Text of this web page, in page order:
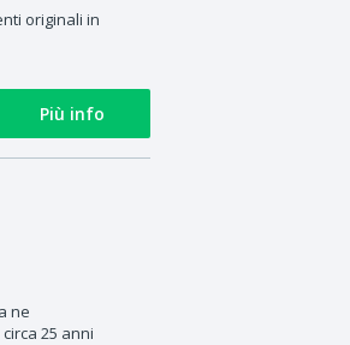
originali in
Più info
ne
25 anni